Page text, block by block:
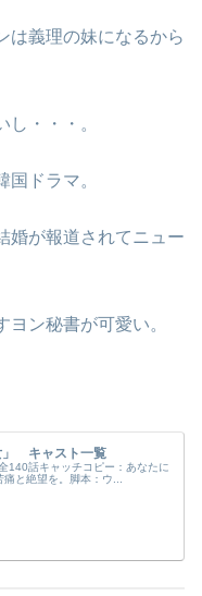
は義理の妹になるから
・・・。
ドラマ。
婚が報道されてニュー
ン秘書が可愛い。
」 キャスト一覧
140話キャッチコピー：あなたに
痛と絶望を。脚本：ウ...